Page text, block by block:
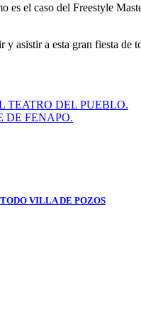
el caso del Freestyle
asistir a esta gran fiesta de
TEATRO DEL PUEBLO.
DE FENAPO.
VILLA DE POZOS